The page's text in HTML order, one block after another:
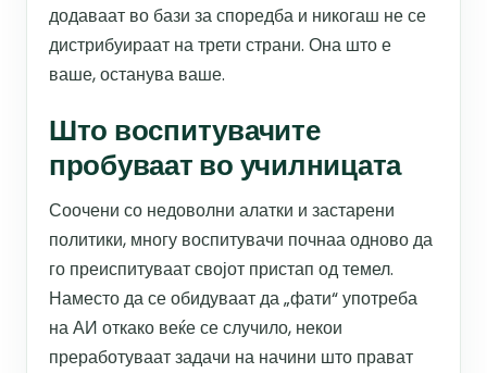
додаваат во бази за споредба и никогаш не се
дистрибуираат на трети страни. Она што е
ваше, останува ваше.
Што воспитувачите
пробуваат во училницата
Соочени со недоволни алатки и застарени
политики, многу воспитувачи почнаа одново да
го преиспитуваат својот пристап од темел.
Наместо да се обидуваат да „фати“ употреба
на АИ откако веќе се случило, некои
преработуваат задачи на начини што прават